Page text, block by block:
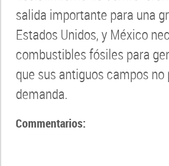
salida importante para una
Estados Unidos, y México
combustibles fósiles para
que sus antiguos campos
demanda.
Commentarios: